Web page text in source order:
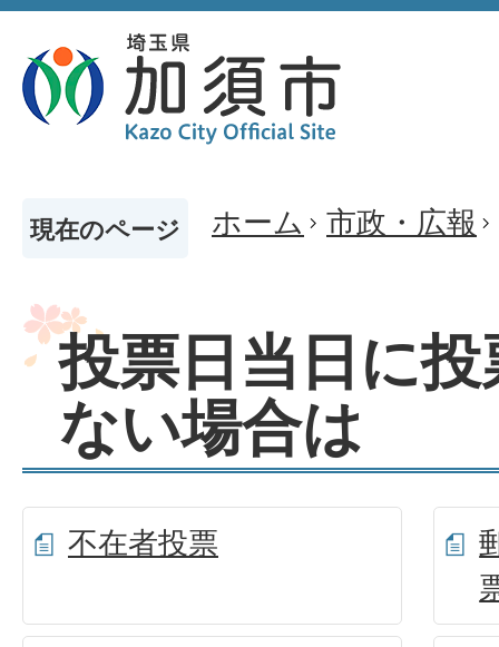
現在のページ ホーム 市政・広報
投票日当日に
ない場合は
不在者投票